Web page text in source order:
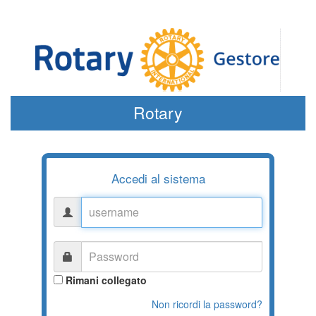
Rotary
Accedi al sistema
Rimani collegato
Non ricordi la password?